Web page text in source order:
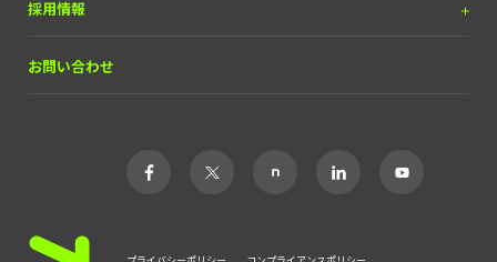
IRライブラリー
株式について
採用情報
中途採用
カルチャー
お問い合わせ